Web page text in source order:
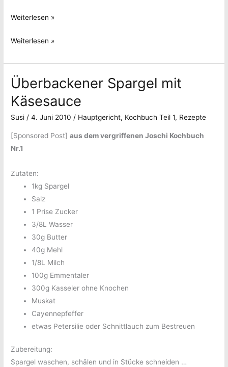
Zucchinipfanne
Weiterlesen »
Zucchinipfanne
Weiterlesen »
Überbackener Spargel mit
Käsesauce
Susi /4. Juni 2010 / Hauptgericht, Kochbuch Teil 1, Rezepte
[Sponsored Post]aus dem vergriffenen Joschi Kochbuch
Nr.1
Zutaten:
1kg Spargel
Salz
1 Prise Zucker
3/8L Wasser
30g Butter
40g Mehl
1/8L Milch
100g Emmentaler
300g Kasseler ohne Knochen
Muskat
Cayennepfeffer
etwas Petersilie oder Schnittlauch zum Bestreuen
Zubereitung:
Spargel waschen, schälen und in Stücke schneiden …